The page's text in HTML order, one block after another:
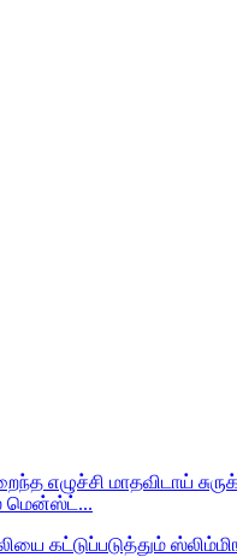
மென்ஸ்ட்...